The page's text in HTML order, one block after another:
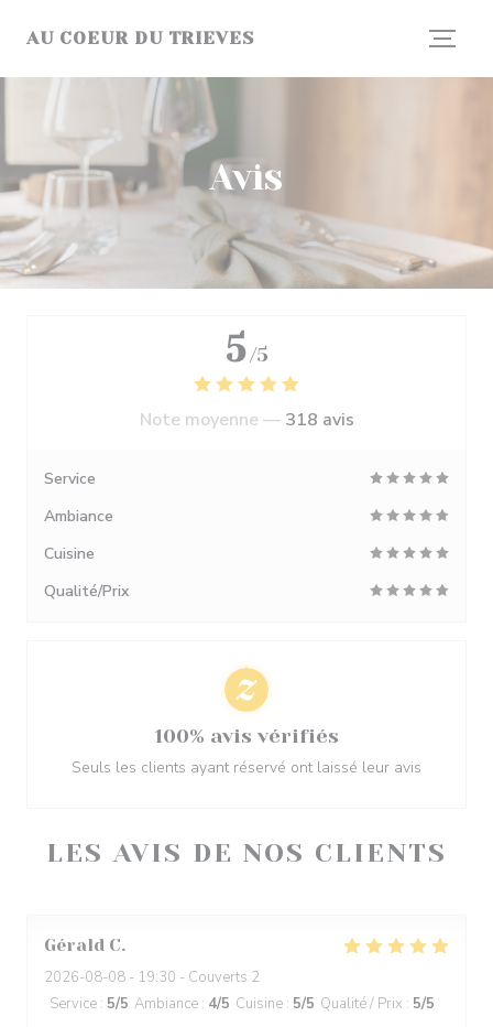
AU COEUR DU TRIEVES
Avis
LES AVIS DE NOS CLIENTS
Gérald C
2026-08-08 - 19:30 - Couverts 2
Service : 5/5 Ambiance : 4/5 Cuisine : 5/5 Qualité / Prix : 5/5
5 /5
Note moyenne — 318 avis
Service
Ambiance
Cuisine
Qualité/Prix
100% avis vérifiés
Seuls les clients ayant réservé ont laissé leur avis